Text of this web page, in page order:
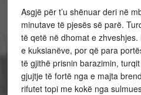
Asgjë për t’u shënuar deri në
minutave të pjesës së parë.
të qetë në dhomat e
e kuksianëve, por që para
të gjithë prisnin barazimin,
gjujtje të fortë nga e majta
rifutet topi me kokë nga